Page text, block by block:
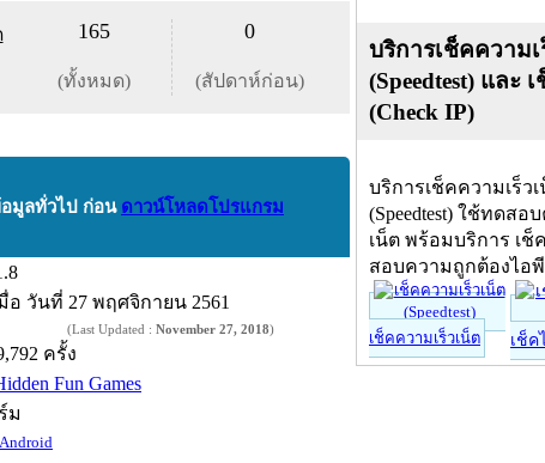
165
(ทั้งหมด)
0
(สัปดาห์ก่อน)
มูลทั่วไป ก่อน ดาวน์โหลดโปรแกรม
อ วันที่ 27 พฤศจิกายน 2561
(Last Updated : November 27, 2018)
ครั้ง
Fun Games
ม
Android
บริการเช็คความเ
(Speedtest) และ
(Check IP)
บริการเช็คความเร็ว
(Speedtest) ใช้ทดสอ
เน็ต พร้อมบริการ เช็
สอบความถูกต้องไอ
เช็คความเร็วเน็ต เช็ค